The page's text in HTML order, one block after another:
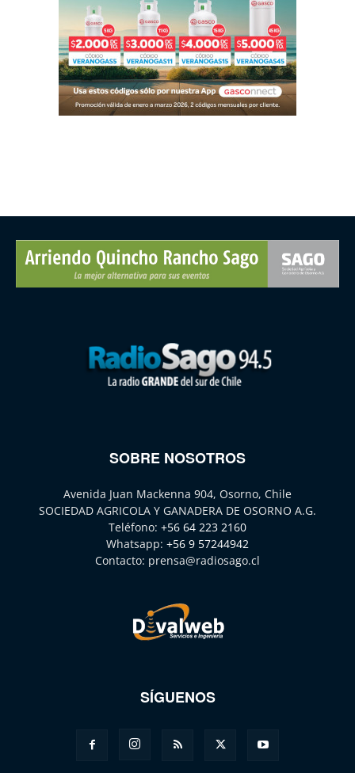
SOBRE NOSOTROS
Avenida Juan Mackenna 904, Osorno, Chile
SOCIEDAD AGRICOLA Y GANADERA DE OSORNO A.G.
Teléfono: +56 64 223 2160
Whatsapp: +56 9 57244942
Contacto: prensa@radiosago.cl
SÍGUENOS